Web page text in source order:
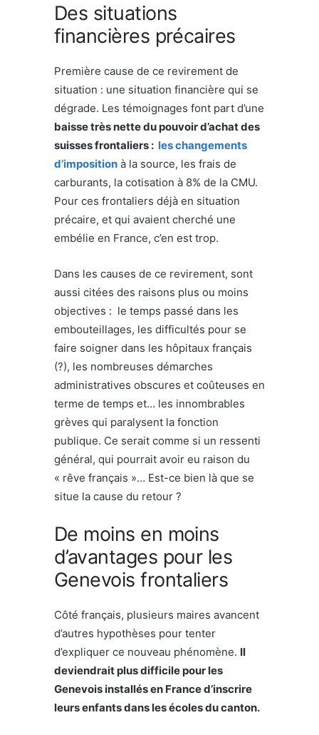
Des situations
financières précaires
Première cause de ce revirement de
situation : une situation financière qui se
dégrade. Les témoignages font part d’une
baisse très nette du pouvoir d’achat des
suisses frontaliers : les changements
d’imposition à la source, les frais de
carburants, la cotisation à 8% de la CMU.
Pour ces frontaliers déjà en situation
précaire, et qui avaient cherché une
embélie en France, c’en est trop.
Dans les causes de ce revirement, sont
aussi citées des raisons plus ou moins
objectives : le temps passé dans les
embouteillages, les difficultés pour se
faire soigner dans les hôpitaux français
(?), les nombreuses démarches
administratives obscures et coûteuses en
terme de temps et… les innombrables
grèves qui paralysent la fonction
publique. Ce serait comme si un ressenti
général, qui pourrait avoir eu raison du
« rêve français »… Est-ce bien là que se
situe la cause du retour ?
De moins en moins
d’avantages pour les
Genevois frontaliers
Côté français, plusieurs maires avancent
d’autres hypothèses pour tenter
d’expliquer ce nouveau phénomène. Il
deviendrait plus difficile pour les
Genevois installés en France d’inscrire
leurs enfants dans les écoles du canton.